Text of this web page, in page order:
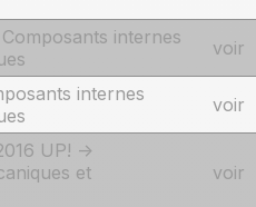
internes
voir
internes
voir
UP! ->
et
voir